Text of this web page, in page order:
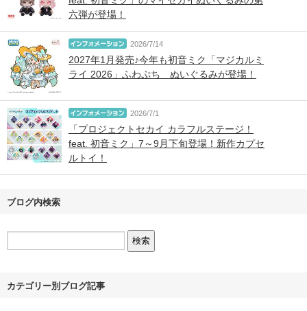
六弾が登場！
2026/7/14
2027年1月発売♪今年も初音ミク「マジカルミ
ライ 2026」ふわぷち ぬいぐるみが登場！
2026/7/1
「プロジェクトセカイ カラフルステージ！
feat. 初音ミク」7～9月下旬登場！新作カプセ
ルトイ！
ブログ内検索
カテゴリー別ブログ記事